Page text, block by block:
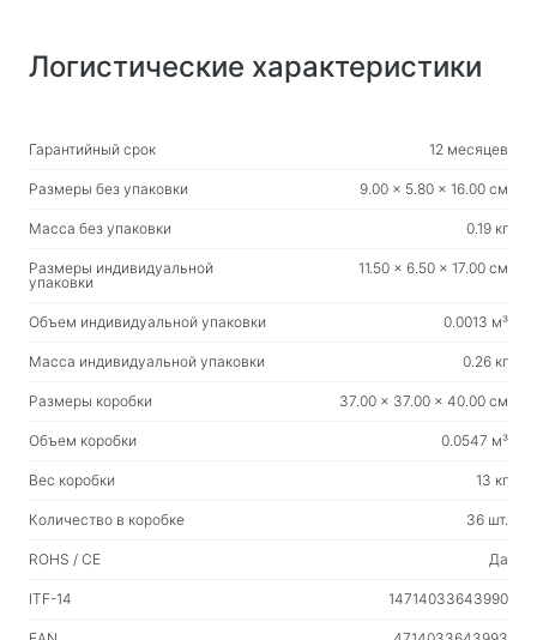
Подстолья
Игровые кресла
Тестовые товары
Массажеры
Логистические характеристики
Гарантийный срок 12 месяцев
Размеры без упаковки 9.00 x 5.80 x 16.00 см
Масса без упаковки 0.19 кг
Размеры индивидуальной
упаковки
11.50 x 6.50 x 17.00 см
Объем индивидуальной упаковки 0.0013 м³
Масса индивидуальной упаковки 0.26 кг
Размеры коробки 37.00 x 37.00 x 40.00 см
Объем коробки 0.0547 м³
Вес коробки 13 кг
Количество в коробке 36 шт.
ROHS / CE Да
ITF-14 14714033643990